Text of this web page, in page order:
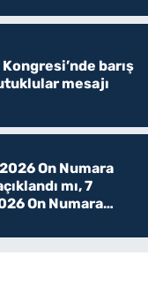
Kongresi’nde barış
mesajı
On Numara
mı, 7
On Numara